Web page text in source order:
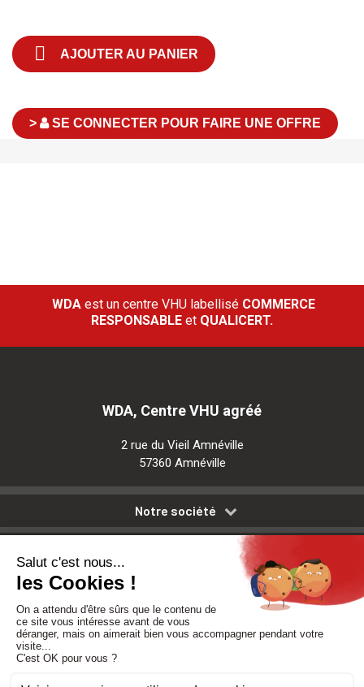
 AJOUTER AU PANIER
> SE CONNECTER POUR FAIRE UNE OFFRE
WDA est un centre VHU labellisé COMMERCE
RESPONSABLE et QUALICERT.
WDA, Centre VHU agréé
2 rue du Vieil Amnéville
57360 Amnéville
Notre société